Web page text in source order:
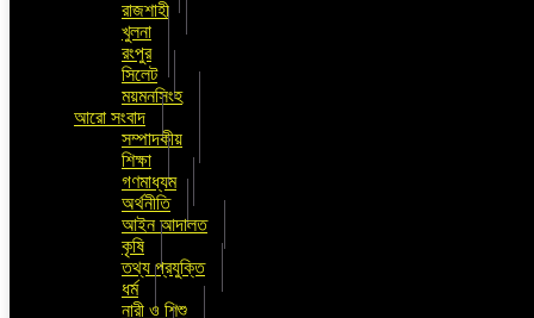
রাজশাহী
খুলনা
রংপুর
সিলেট
ময়মনসিংহ
আরো সংবাদ
সম্পাদকীয়
শিক্ষা
গণমাধ্যম
অর্থনীতি
আইন আদালত
কৃষি
তথ্য প্রযুক্তি
ধর্ম
নারী ও শিশু